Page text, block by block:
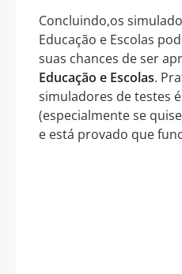
Concluindo,os
Educação e Escolas
suas chances de ser
Educação e Escolas.
simuladores de testes
(especialmente se
e está provado que